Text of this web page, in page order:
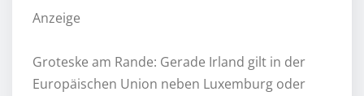
Anzeige
Groteske am Rande: Gerade Irland gilt in der
Europäischen Union neben Luxemburg oder